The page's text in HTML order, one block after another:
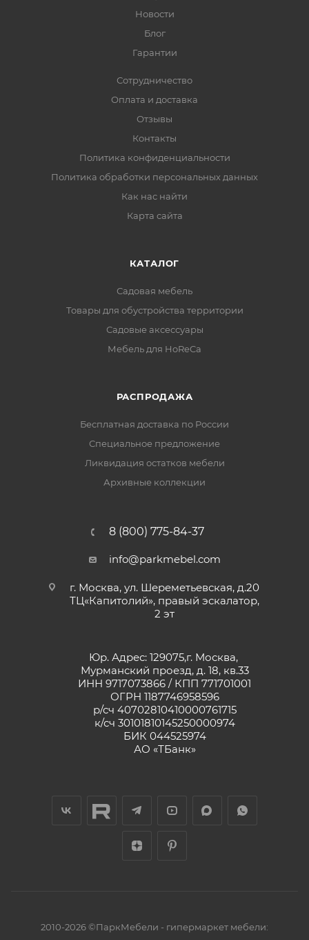
Новости
Блог
Гарантии
Сотрудничество
Оплата и доставка
Отзывы
Контакты
Политика конфиденциальности
Политика обработки персональных данных
Как нас найти
Карта сайта
КАТАЛОГ
Садовая мебель
Товары для обустройства территории
Садовые аксессуары
Мебель для HoReCa
РАСПРОДАЖА
Бесплатная доставка по России
Специальное предложение
Ликвидация остатков мебели
Архивные коллекции
8 (800) 775-84-37
info@parkmebel.com
г. Москва, ул. Шереметьевская, д.20
ТЦ«Капитолий», правый эскалатор,
2 эт
Юр. Адрес: 129075,г. Москва,
Мурманский проезд, д. 18, кв.33
ИНН 9717073866 / КПП 771701001
ОГРН 1187746958596
р/сч 40702810410000761715
к/сч 30101810145250000974
БИК 044525974
АО «ТБанк»
2010-2026 ©ПаркМебели - гипермаркет мебели: